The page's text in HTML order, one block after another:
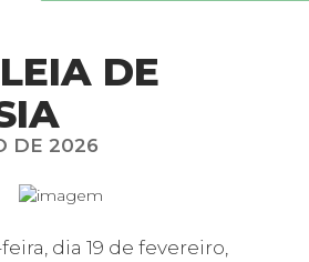
DE
DE 2026
dia 19 de fevereiro,